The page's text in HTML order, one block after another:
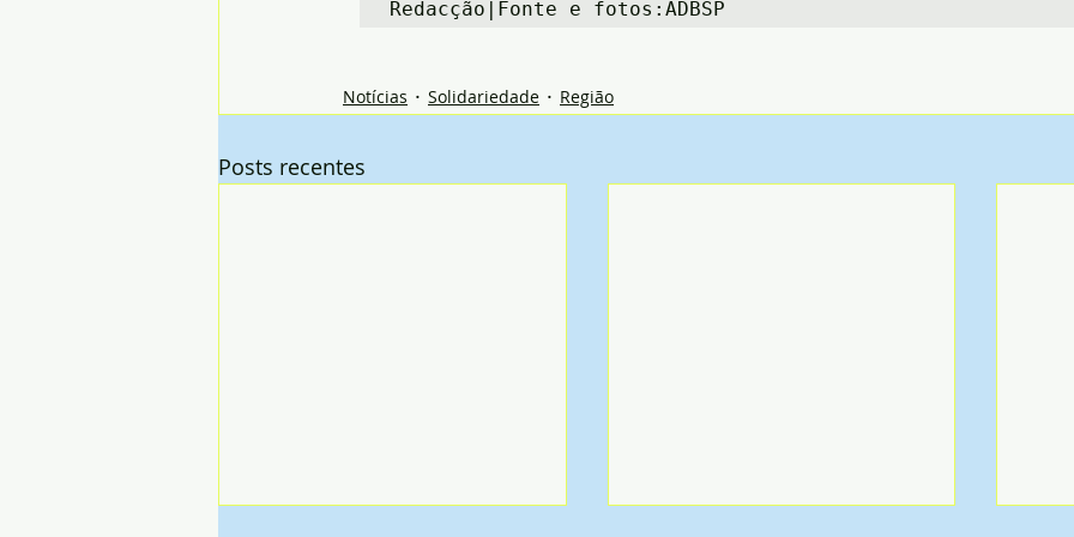
Redacção|Fonte e fotos:ADBSP
Notícias Solidariedade Região
Posts recentes